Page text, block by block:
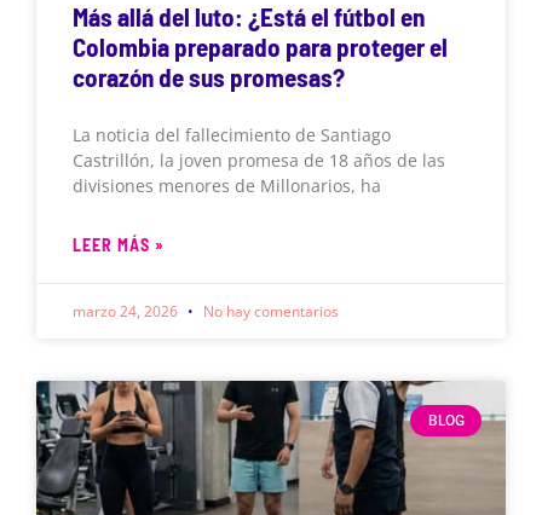
Más allá del luto: ¿Está el fútbol en
Colombia preparado para proteger el
corazón de sus promesas?
La noticia del fallecimiento de Santiago
Castrillón, la joven promesa de 18 años de las
divisiones menores de Millonarios, ha
LEER MÁS »
marzo 24, 2026 No hay comentarios
BLOG